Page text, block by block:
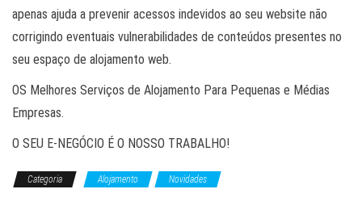
apenas ajuda a prevenir acessos indevidos ao seu website não
corrigindo eventuais vulnerabilidades de conteúdos presentes no
seu espaço de alojamento web.
OS Melhores Serviços de Alojamento Para Pequenas e Médias
Empresas.
O SEU E-NEGÓCIO É O NOSSO TRABALHO!
Categoria Alojamento Novidades